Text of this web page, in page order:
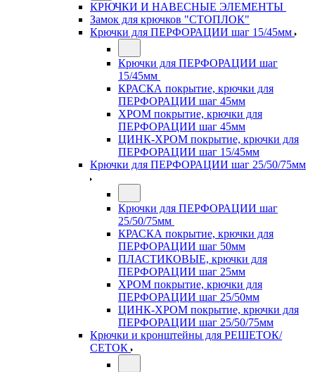
КРЮЧКИ И НАВЕСНЫЕ ЭЛЕМЕНТЫ
Замок для крючков "СТОПЛОК"
Крючки для ПЕРФОРАЦИИ шаг 15/45мм
Крючки для ПЕРФОРАЦИИ шаг
15/45мм
КРАСКА покрытие, крючки для
ПЕРФОРАЦИИ шаг 45мм
ХРОМ покрытие, крючки для
ПЕРФОРАЦИИ шаг 45мм
ЦИНК-ХРОМ покрытие, крючки для
ПЕРФОРАЦИИ шаг 15/45мм
Крючки для ПЕРФОРАЦИИ шаг 25/50/75мм
Крючки для ПЕРФОРАЦИИ шаг
25/50/75мм
КРАСКА покрытие, крючки для
ПЕРФОРАЦИИ шаг 50мм
ПЛАСТИКОВЫЕ, крючки для
ПЕРФОРАЦИИ шаг 25мм
ХРОМ покрытие, крючки для
ПЕРФОРАЦИИ шаг 25/50мм
ЦИНК-ХРОМ покрытие, крючки для
ПЕРФОРАЦИИ шаг 25/50/75мм
Крючки и кронштейны для РЕШЕТОК/
СЕТОК